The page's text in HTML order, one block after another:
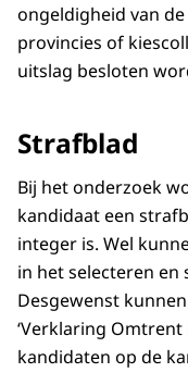
ongeldigheid van
provincies of
uitslag besloten
Strafblad
Bij het onderzoek
kandidaat een
integer is. Wel
in het selecteren en
Desgewenst
‘Verklaring
kandidaten op de